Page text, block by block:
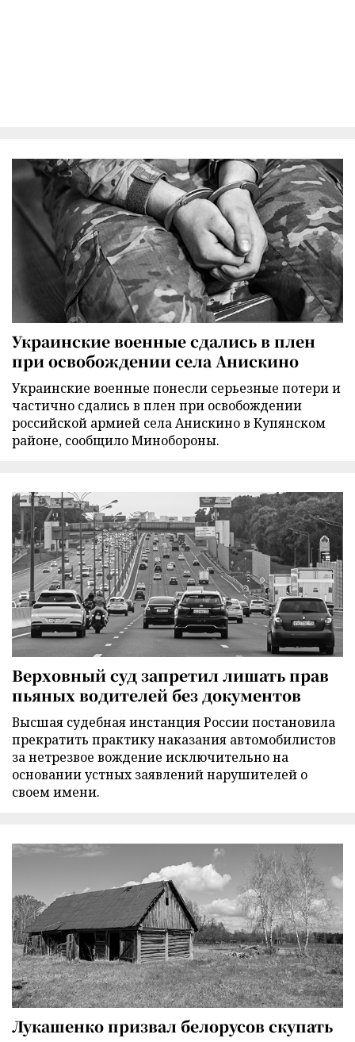
Украинские военные сдались в плен
при освобождении села Анискино
Украинские военные понесли серьезные потери и
частично сдались в плен при освобождении
российской армией села Анискино в Купянском
районе, сообщило Минобороны.
Верховный суд запретил лишать прав
пьяных водителей без документов
Высшая судебная инстанция России постановила
прекратить практику наказания автомобилистов
за нетрезвое вождение исключительно на
основании устных заявлений нарушителей о
своем имени.
Лукашенко призвал белорусов скупать